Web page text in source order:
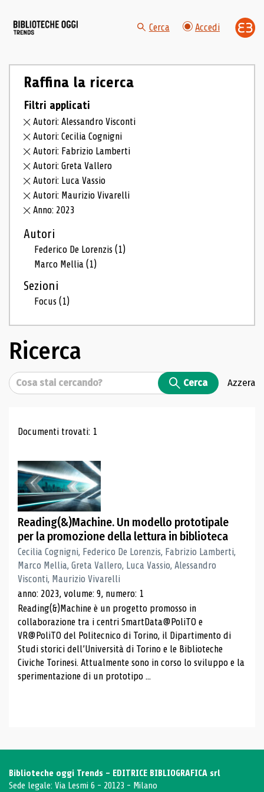
Cerca Accedi
Raffina la ricerca
Filtri applicati
Autori: Alessandro Visconti
Autori: Cecilia Cognigni
Autori: Fabrizio Lamberti
Autori: Greta Vallero
Autori: Luca Vassio
Autori: Maurizio Vivarelli
Anno: 2023
Autori
Federico De Lorenzis(1)
Marco Mellia(1)
Sezioni
Focus(1)
Ricerca
Cerca Cerca Azzera
Risultati di ricerca
Documenti trovati: 1
Reading(&)Machine. Un modello prototipale
per la promozione della lettura in biblioteca
Cecilia Cognigni, Federico De Lorenzis, Fabrizio Lamberti,
Marco Mellia, Greta Vallero, Luca Vassio, Alessandro
Visconti, Maurizio Vivarelli
anno: 2023, volume: 9, numero: 1
Reading(&)Machine è un progetto promosso in
collaborazione tra i centri SmartData@PoliTO e
VR@PoliTO del Politecnico di Torino, il Dipartimento di
Studi storici dell’Università di Torino e le Biblioteche
Civiche Torinesi. Attualmente sono in corso lo sviluppo e la
sperimentazione di un prototipo ...
Biblioteche oggi Trends - EDITRICE BIBLIOGRAFICA srl
Sede legale: Via Lesmi 6 - 20123 - Milano